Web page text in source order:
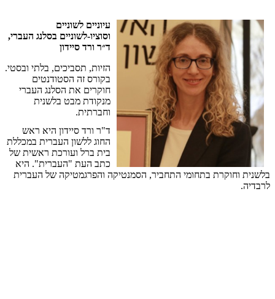
עיוניים לשוניים
וסוציו-לשוניים בסלנג העברי,
ד״ר ורד סיידון
הזיות, תסביכים, בלתי ובסטי.
בקורס זה הסטודנטים
חוקרים את הסלנג העברי
מנקודת מבט בלשנית
וחברתית.
ד"ר ורד סיידון היא ראש
החוג ללשון העברית במכללת
בית ברל ועורכת ראשית של
כתב העת "העברית". היא
בלשנית וחוקרת בתחומי התחביר, הסמנטיקה והפרגמטיקה של העברית
לרבדיה.